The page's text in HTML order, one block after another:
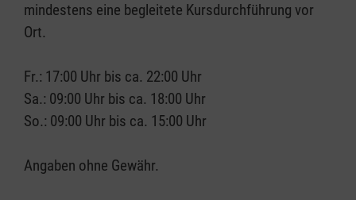
mindestens eine begleitete Kursdurchführung vor
Ort.
Fr.: 17:00 Uhr bis ca. 22:00 Uhr
Sa.: 09:00 Uhr bis ca. 18:00 Uhr
So.: 09:00 Uhr bis ca. 15:00 Uhr
Angaben ohne Gewähr.